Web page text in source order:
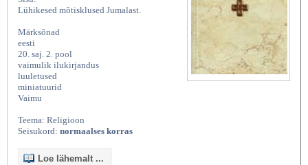
Lühikesed mõtisklused Jumalast.
Märksõnad
eesti
20. saj. 2. pool
vaimulik ilukirjandus
luuletused
miniatuurid
Vaimu
Teema: Religioon
Seisukord: normaalses korras
Loe lähemalt ...